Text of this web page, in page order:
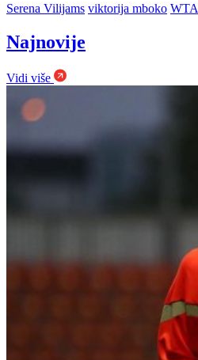
Serena Vilijams viktorija mboko WTA
Najnovije
Vidi više